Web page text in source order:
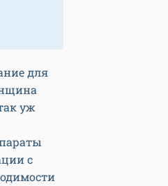
для
уж
с